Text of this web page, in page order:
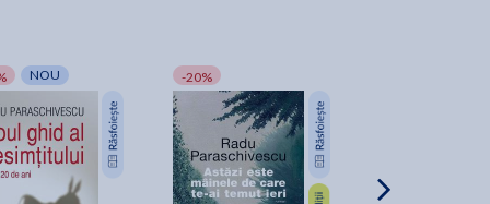
NOU -20%